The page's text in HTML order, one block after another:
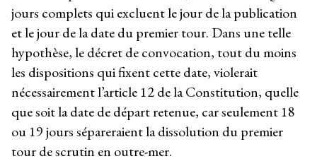
jours complets qui excluent le jour de la publication
et le jour de la date du premier tour. Dans une telle
hypothèse, le décret de convocation, tout du moins
les dispositions qui fixent cette date, violerait
nécessairement l’article 12 de la Constitution, quelle
que soit la date de départ retenue, car seulement 18
ou 19 jours sépareraient la dissolution du premier
tour de scrutin en outre-mer.